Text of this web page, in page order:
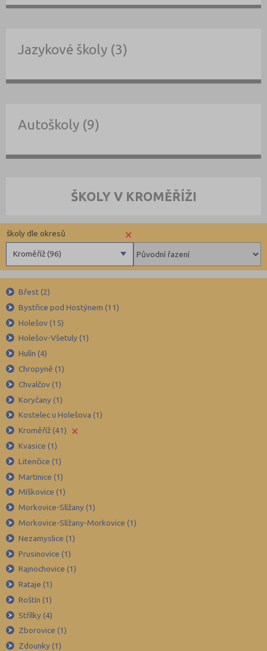
Jazykové školy (3)
Autoškoly (9)
ŠKOLY V KROMĚŘÍŽI
×
Kroměříž (96)
školy dle okresů
Beroun (85)
Blansko (88)
Brno-město (317)
Brno-venkov (149)
Bruntál (73)
Břeclav (84)
Česká Lípa (79)
Český Krumlov (49)
Děčín (106)
Domažlice (49)
Frýdek-Místek (164)
Hodonín (119)
Hradec Králové (139)
Cheb (61)
Chomutov (65)
Chrudim (88)
Jablonec nad Nisou (67)
Jeseník (42)
Břest (2)
Bystřice pod Hostýnem (11)
Holešov (15)
Holešov-Všetuly (1)
Hulín (4)
Chropyně (1)
Chvalčov (1)
Koryčany (1)
Kostelec u Holešova (1)
Kroměříž (41)
×
Kvasice (1)
Litenčice (1)
Martinice (1)
Míškovice (1)
Morkovice-Slížany (1)
Morkovice-Slížany-Morkovice (1)
Nezamyslice (1)
Prusinovice (1)
Rajnochovice (1)
Rataje (1)
Roštín (1)
Střílky (4)
Zborovice (1)
Zdounky (1)